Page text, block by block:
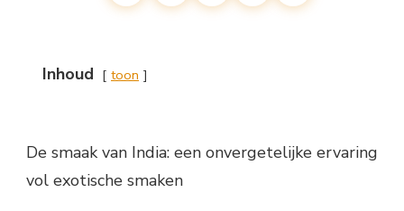
Inhoud toon
De smaak van India: een onvergetelijke ervaring
vol exotische smaken